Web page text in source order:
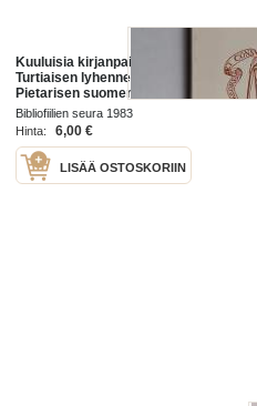
Kuuluisia kirjanpainajia : Onni M.
Turtiaisen lyhennelmä Simo
Pietarisen suomennoksesta
Kirjapainotaito-lehdessä
Bibliofiilien seura 1983
Hinta:
6,00 €
LISÄÄ OSTOSKORIIN